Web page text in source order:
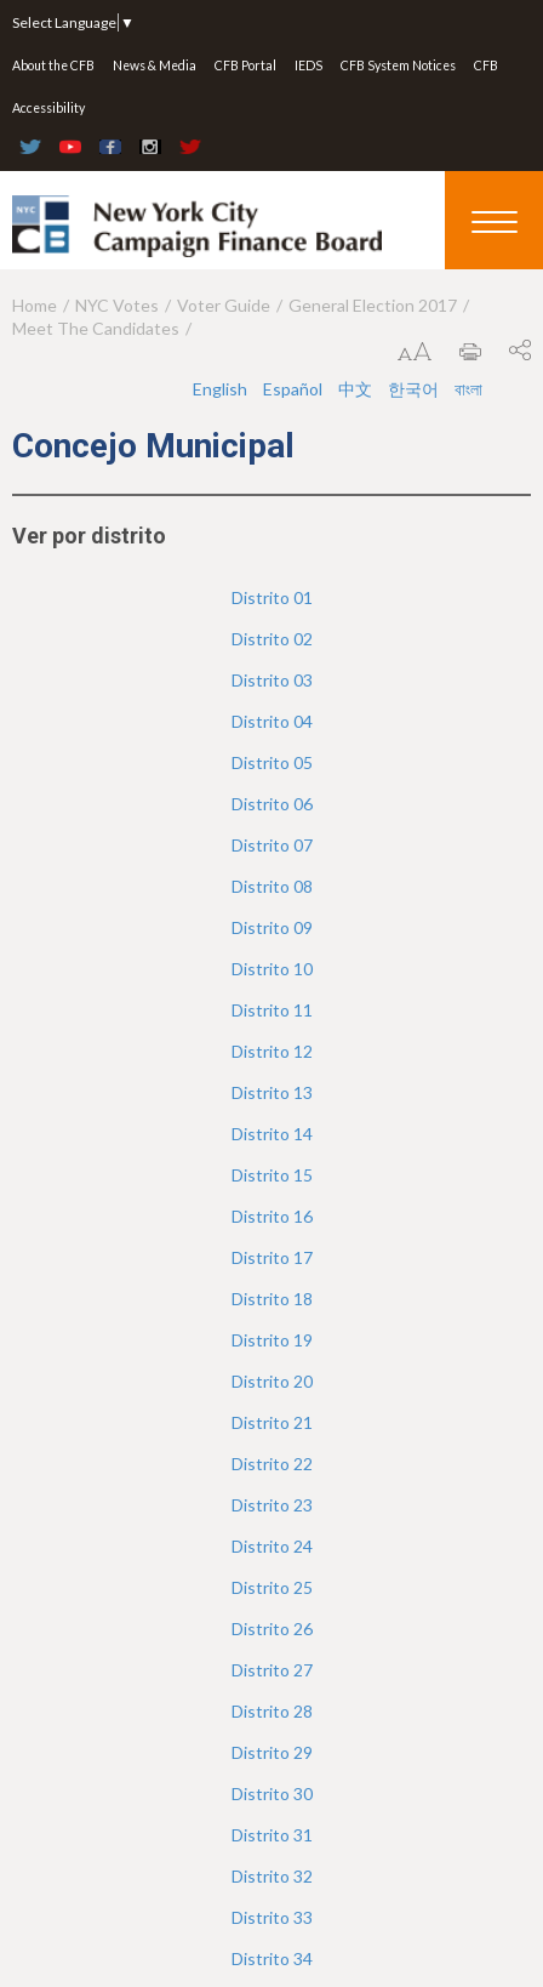
Select Language ▼
About the CFB News & Media CFB Portal IEDS CFB System Notices CFB
Accessibility
Y
a
h
Home NYC Votes Voter Guide
General Election 2017
Meet The Candidates
English Español 中文 한국어 বাংলা
Concejo Municipal
Ver por distrito
Distrito 01
Distrito 02
Distrito 03
Distrito 04
Distrito 05
Distrito 06
Distrito 07
Distrito 08
Distrito 09
Distrito 10
Distrito 11
Distrito 12
Distrito 13
Distrito 14
Distrito 15
Distrito 16
Distrito 17
Distrito 18
Distrito 19
Distrito 20
Distrito 21
Distrito 22
Distrito 23
Distrito 24
Distrito 25
Distrito 26
Distrito 27
Distrito 28
Distrito 29
Distrito 30
Distrito 31
Distrito 32
Distrito 33
Distrito 34